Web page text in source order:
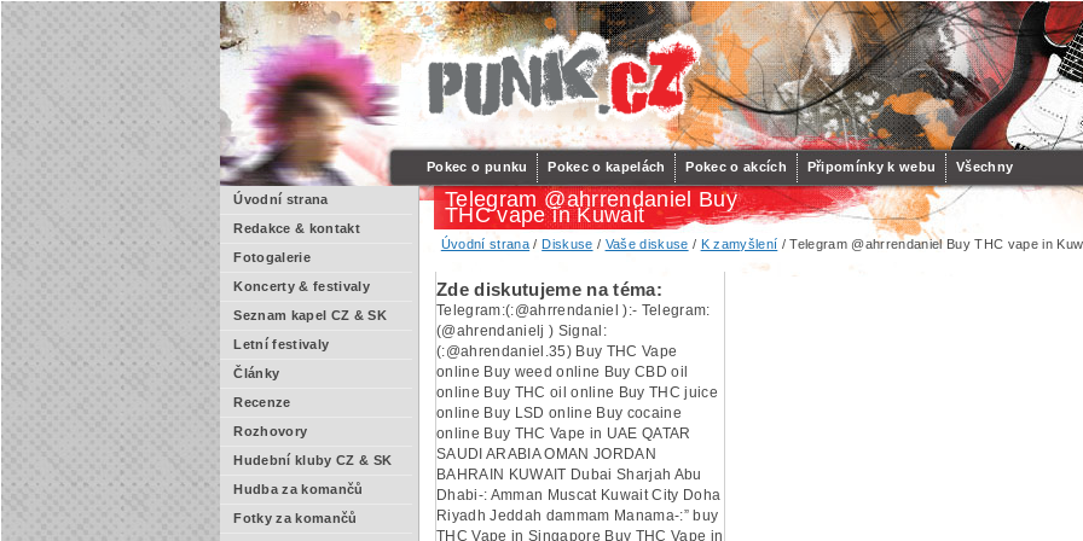
Pokec o punku Pokec o kapelách Pokec o akcích Připomínky k webu Všechny
Úvodní strana
Redakce & kontakt
Fotogalerie
Koncerty & festivaly
Seznam kapel CZ & SK
Letní festivaly
Články
Recenze
Rozhovory
Hudební kluby CZ & SK
Hudba za komančů
Fotky za komančů
Telegram @ahrrendaniel Buy
THC vape in Kuwait
Úvodní strana / Diskuse / Vaše diskuse / K zamyšlení / Telegram @ahrrendaniel Buy THC vape in
Zde diskutujeme na téma:
Telegram:(:@ahrrendaniel ):- Telegram:
(@ahrendanielj ) Signal:
(:@ahrendaniel.35) Buy THC Vape
online Buy weed online Buy CBD oil
online Buy THC oil online Buy THC juice
online Buy LSD online Buy cocaine
online Buy THC Vape in UAE QATAR
SAUDI ARABIA OMAN JORDAN
BAHRAIN KUWAIT Dubai Sharjah Abu
Dhabi-: Amman Muscat Kuwait City Doha
Riyadh Jeddah dammam Manama-:” buy
THC Vape in Singapore Buy THC Vape in